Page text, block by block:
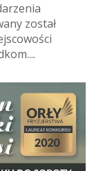
został